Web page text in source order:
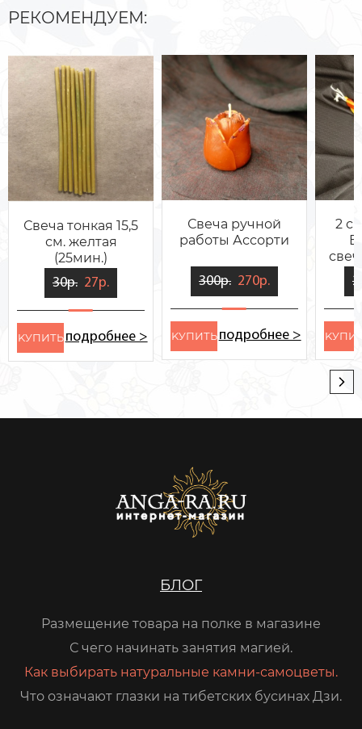
РЕКОМЕНДУЕМ:
Свеча тонкая 15,5
см. желтая
(25мин.)
30р. 27р.
KУПИТЬ подробнее >
Свеча ручной
работы Ассорти
300р. 270р.
KУПИТЬ подробнее >
2
БЛОГ
Размещение товара на полке в магазине
С чего начинать занятия магией.
Как выбирать натуральные камни-самоцветы.
Что означают глазки на тибетских бусинах Дзи.